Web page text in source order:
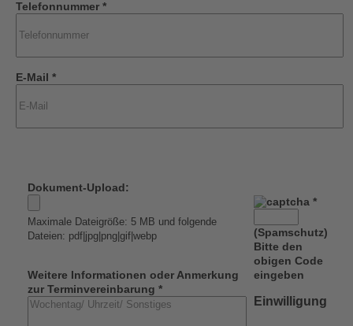
Telefonnummer *
E-Mail *
Dokument-Upload:
Maximale Dateigröße: 5 MB und folgende
Dateien: pdf|jpg|png|gif|webp
Weitere Informationen oder Anmerkung
zur Terminvereinbarung *
*
(Spamschutz)
Bitte den
obigen Code
eingeben
Einwilligung